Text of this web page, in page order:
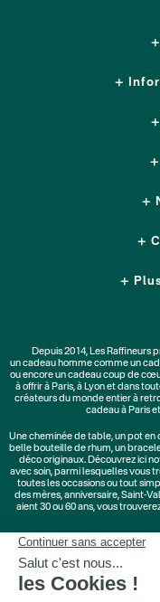
Depuis 2014, Les Raffineurs
uncadeau hommecomme un
ou encore un cadeau coup de
à offrir à Paris, à Lyon et dans
créateurs du monde entier à
cadeau à Paris
Unecheminée de table, unpot en
belle bouteille de rhum, un
déco originaux. Découvrez ici
avec soin, parmi lesquelles vous
toutes les occasions ou tout
des mères,anniversaire,Saint-
aient 30 ou 60 ans, vous
Cadeaux Saint-Valentin|
Cadeaux Fête des Pères